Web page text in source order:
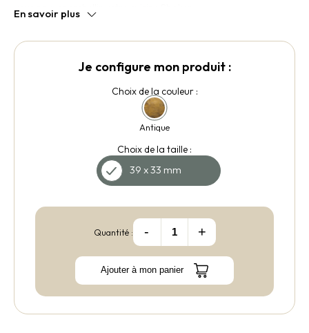
vous pouvez embellir votre cuisine Shaker.
En savoir plus
Je configure mon produit :
Choix de la couleur :
Antique
Choix de la taille :
39 x 33 mm
Quantité : - +
Ajouter à mon panier